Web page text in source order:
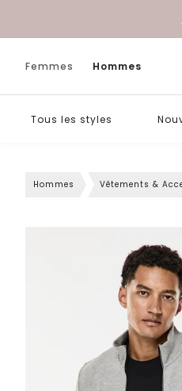
Femmes Hommes
Tous les styles
Hommes Vêtements &